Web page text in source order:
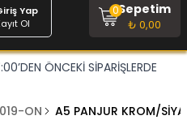
Yap
Ol
Sepetim
₺ 0,00
0
ÖNCEKİ SİPARİŞLERDE
ON A5 PANJUR KROM/